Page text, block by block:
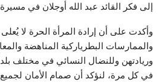
إلى فكر القائد عبد الله أوجلان في
وأكدت على أن إرادة المرأة الحرة لا
والممارسات البطرياركية المناهضة
وريادتهن وللنضال النسائي في مختلف
في كل مرة، لنؤكد أن صمام الأمان